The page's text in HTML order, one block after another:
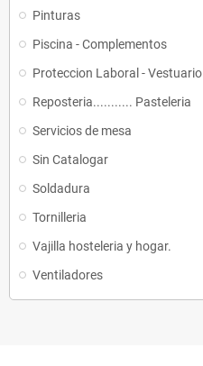
Pinturas
Piscina - Complementos
Proteccion Laboral - Vestuario
Reposteria........... Pasteleria
Servicios de mesa
Sin Catalogar
Soldadura
Tornilleria
Vajilla hosteleria y hogar.
Ventiladores